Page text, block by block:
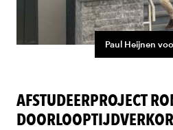
Paul Heijnen
AFSTUDEERPROJECT